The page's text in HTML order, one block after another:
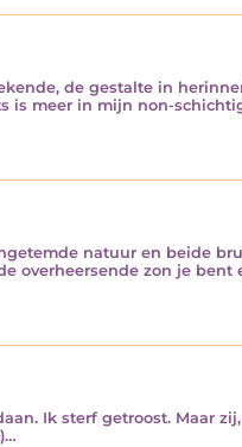
de gestalte in
is meer in mijn non-
natuur en beide
overheersende zon je
Ik sterf getroost. Maar